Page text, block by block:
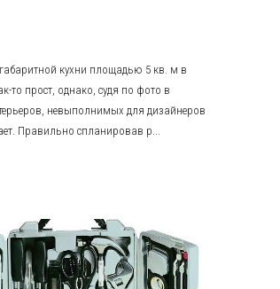
кухни площадью 5 кв. м в
то прост, однако, судя по фото в
невыполнимых для дизайнеров
Правильно спланировав р...